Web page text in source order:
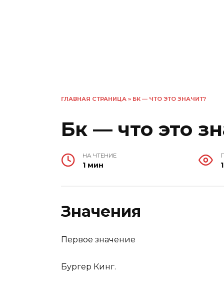
ГЛАВНАЯ СТРАНИЦА » БК — ЧТО ЭТО ЗНАЧИТ?
Бк — что это
НА ЧТЕНИЕ
1 мин
Значения
Первое значение
Бургер Кинг.